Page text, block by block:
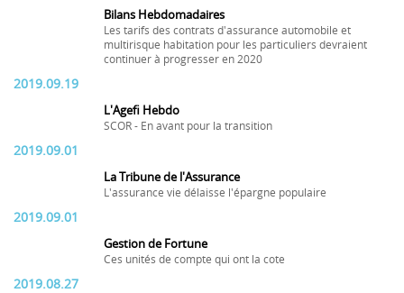
Bilans Hebdomadaires
Les tarifs des contrats d'assurance automobile et
multirisque habitation pour les particuliers devraient
continuer à progresser en 2020
2019.09.19
L'Agefi Hebdo
SCOR - En avant pour la transition
2019.09.01
La Tribune de l'Assurance
L'assurance vie délaisse l'épargne populaire
2019.09.01
Gestion de Fortune
Ces unités de compte qui ont la cote
2019.08.27